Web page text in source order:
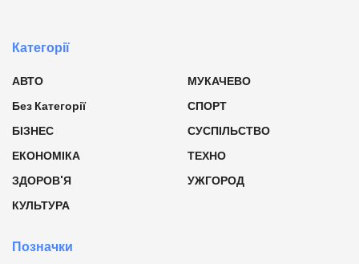
Категорії
АВТО
Без Категорії
БІЗНЕС
ЕКОНОМІКА
ЗДОРОВ'Я
КУЛЬТУРА
МУКАЧЕВО
СПОРТ
СУСПІЛЬСТВО
ТЕХНО
УЖГОРОД
Позначки